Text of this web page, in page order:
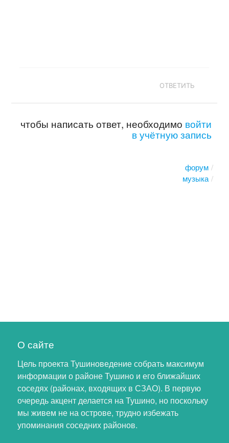
ОТВЕТИТЬ
чтобы написать ответ, необходимо войти
в учётную запись
форум
музыка
О сайте
Цель проекта Тушиноведение собрать максимум
информации о районе Тушино и его ближайших
соседях (районах, входящих в СЗАО). В первую
очередь акцент делается на Тушино, но поскольку
мы живем не на острове, трудно избежать
упоминания соседних районов.